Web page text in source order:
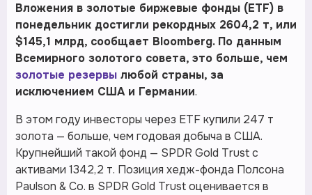
Вложения в золотые биржевые фонды (ETF) в
понедельник достигли рекордных 2604,2 т, или
$145,1 млрд, сообщает Bloomberg. По данным
Всемирного золотого совета, это больше, чем
золотые резервы любой страны, за
исключением США и Германии.
В этом году инвесторы через ETF купили 247 т
золота — больше, чем годовая добыча в США.
Крупнейший такой фонд — SPDR Gold Trust с
активами 1342,2 т. Позиция хедж-фонда Полсона
Paulson & Co. в SPDR Gold Trust оценивается в